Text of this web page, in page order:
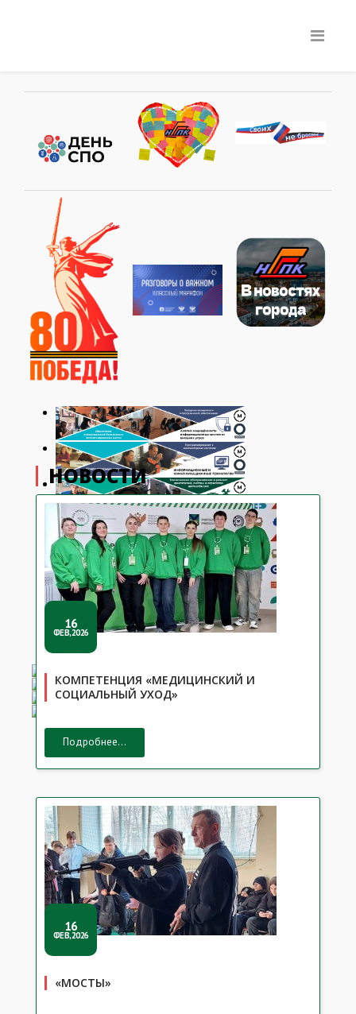
НОВОСТИ
16
ФЕВ,2026
КОМПЕТЕНЦИЯ «МЕДИЦИНСКИЙ И
СОЦИАЛЬНЫЙ УХОД»
Подробнее...
16
ФЕВ,2026
«МОСТЫ»